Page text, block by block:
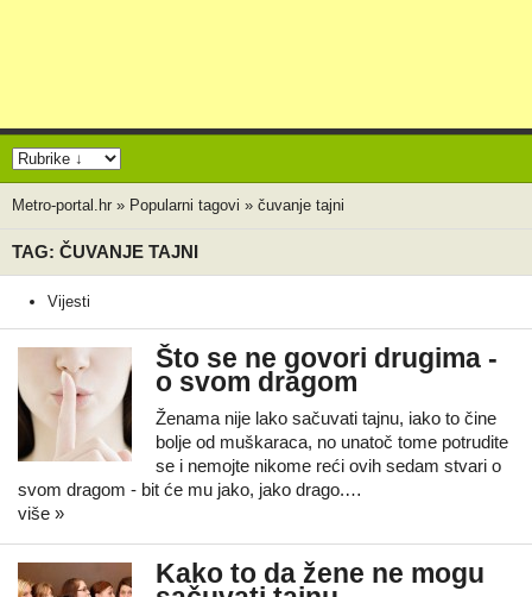
Metro-portal.hr » Popularni tagovi » čuvanje tajni
TAG: ČUVANJE TAJNI
Vijesti
Što se ne govori drugima -
o svom dragom
Ženama nije lako sačuvati tajnu, iako to čine
bolje od muškaraca, no unatoč tome potrudite
se i nemojte nikome reći ovih sedam stvari o
svom dragom - bit će mu jako, jako drago.…
više »
Kako to da žene ne mogu